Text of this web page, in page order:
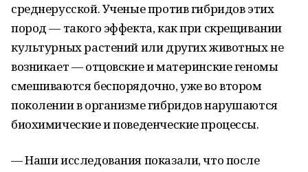
среднерусской. Ученые против гибридов этих
пород — такого эффекта, как при скрещивании
культурных растений или других животных не
возникает — отцовские и материнские геномы
смешиваются беспорядочно, уже во втором
поколении в организме гибридов нарушаются
биохимические и поведенческие процессы.
— Наши исследования показали, что после